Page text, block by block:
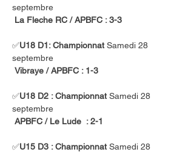
septembre
La Fleche RC / APBFC : 3-3
✅U18 D1: Championnat Samedi 28
septembre
Vibraye / APBFC : 1-3
✅U18 D2 : Championnat Samedi 28
septembre
APBFC / Le Lude  : 2-1
✅U15 D3 : Championnat Samedi 28